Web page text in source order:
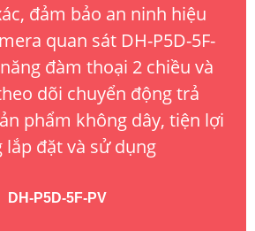
đảm bảo an ninh hiệu
quan sát DH-P5D-5F-
đàm thoại 2 chiều và
dõi chuyển động trả
phẩm không dây, tiện lợi
lắp đặt và sử dụng
DH-P5D-5F-PV